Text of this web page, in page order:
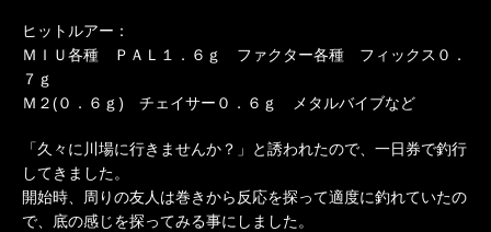
ヒットルアー：
ＭＩＵ各種 ＰＡＬ１．６ｇ ファクター各種 フィックス０．
７ｇ
Ｍ２(０．６ｇ) チェイサー０．６ｇ メタルバイブなど
「久々に川場に行きませんか？」と誘われたので、一日券で釣行
してきました。
開始時、周りの友人は巻きから反応を探って適度に釣れていたの
で、底の感じを探ってみる事にしました。